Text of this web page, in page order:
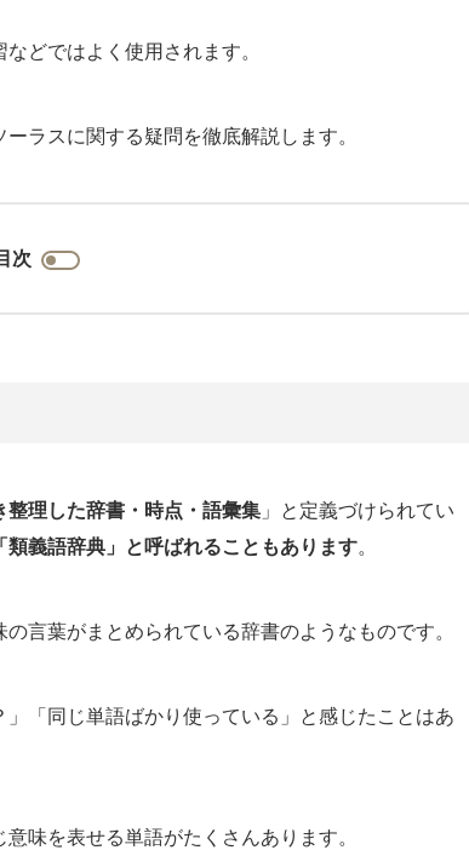
どではよく使用されます。
ラスに関する疑問を徹底解説します。
次
理した辞書・時点・語彙集 」と定義づけられてい
類義語辞典」と呼ばれることもあります。
言葉がまとめられている辞書のようなものです。
「同じ単語ばかり使っている」と感じたことはあ
味を表せる単語がたくさんあります。